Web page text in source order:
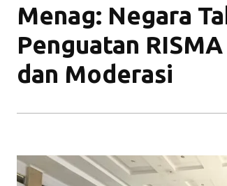
Menag: Negara
Penguatan
dan Moderasi